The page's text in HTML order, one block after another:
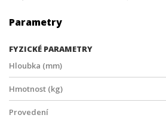
Parametry
FYZICKÉ PARAMETRY
Hloubka (mm)
Hmotnost (kg)
Provedení